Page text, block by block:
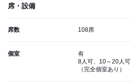
席・設備
席数 108席
個室
有
8人可、10～20人可
（完全個室あり）